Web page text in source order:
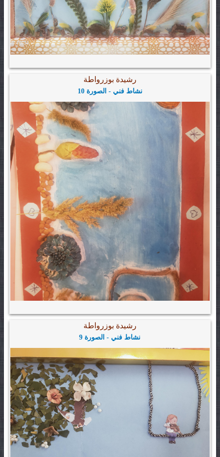
رشيدة بوزرواطة
نشاط فني - الصورة 10
رشيدة بوزرواطة
نشاط فني - الصورة 9